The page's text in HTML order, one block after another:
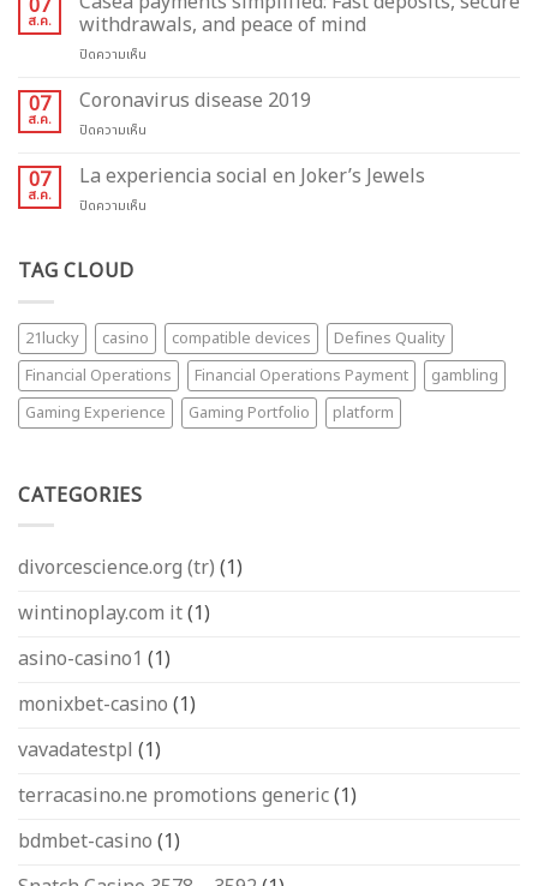
iGaming
Casino:
biztonságos
kifizetések,
07
ส.ค. withdrawals, and peace of mind
ปิดความเห็น
payments
secure
07
ส.ค.
Coronavirus disease 2019
ปิดความเห็น
disease
07
ส.ค.
La experiencia social en Joker’s Jewels
ปิดความเห็น
Jewels
TAG CLOUD
21lucky casino compatible devices
Defines Quality
Financial Operations
Financial Operations Payment
gambling
Gaming Experience
Gaming Portfolio platform
CATEGORIES
divorcescience.org (tr) (1)
wintinoplay.com it(1)
asino-casino1 (1)
monixbet-casino (1)
vavadatestpl (1)
terracasino.ne promotions generic(1)
bdmbet-casino (1)